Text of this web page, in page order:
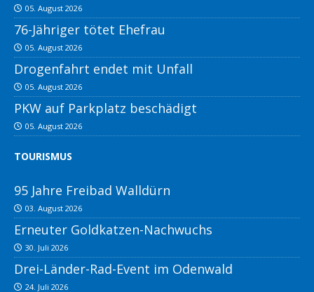
05. August 2026
76-Jähriger tötet Ehefrau
05. August 2026
Drogenfahrt endet mit Unfall
05. August 2026
PKW auf Parkplatz beschädigt
05. August 2026
TOURISMUS
95 Jahre Freibad Walldürn
03. August 2026
Erneuter Goldkatzen-Nachwuchs
30. Juli 2026
Drei-Länder-Rad-Event im Odenwald
24. Juli 2026